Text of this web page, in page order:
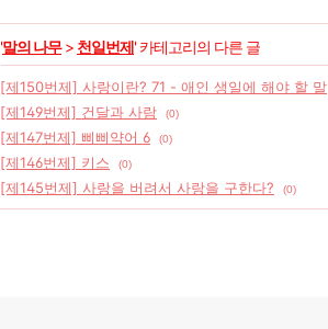
'말의 나무> 천일번제' 카테고리의 다른 글
[제150번제] 사랑이란? 71 - 애인 생일에 해야 할 말
[제149번제] 건달과 사람
(0)
[제147번제] 삐삐약어 6
(0)
[제146번제] 키스
(0)
[제145번제] 사랑을 버려서 사랑을 구한다?
(0)